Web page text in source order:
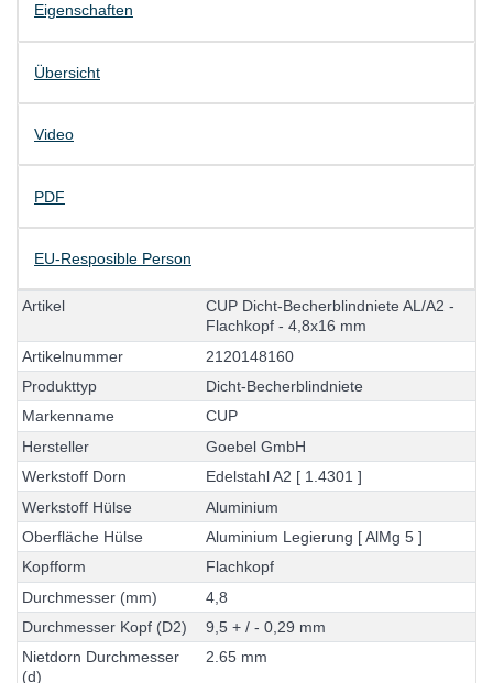
Eigenschaften
Übersicht
Video
PDF
EU-Resposible Person
Artikel CUP Dicht-Becherblindniete AL/A2 -
Flachkopf - 4,8x16 mm
Artikelnummer 21 20148160
Produkttyp Dicht-Becherblindniete
Markenname CUP
Hersteller Goebel GmbH
Werkstoff Dorn Edelstahl A2 [ 1 4301 ]
Werkstoff Hülse Aluminium
Oberfläche Hülse Aluminium L egierung [ AlMg 5 ]
Kopfform Flachkopf
Durchmesser (mm) 4, 8
Durchmesser Kopf (D2) 9 5 + / - 0, 29 mm
Nietdorn Durchmesser
(d)
2.65 mm